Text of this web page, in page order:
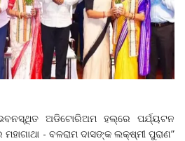
ଅଡିଟୋରିଅମ ହଲ୍‌ରେ ପର୍ଯ୍ୟଟନ
- ବଳରାମ ଦାସଙ୍କ ଲକ୍ଷ୍ମୀ ପୁରାଣ”